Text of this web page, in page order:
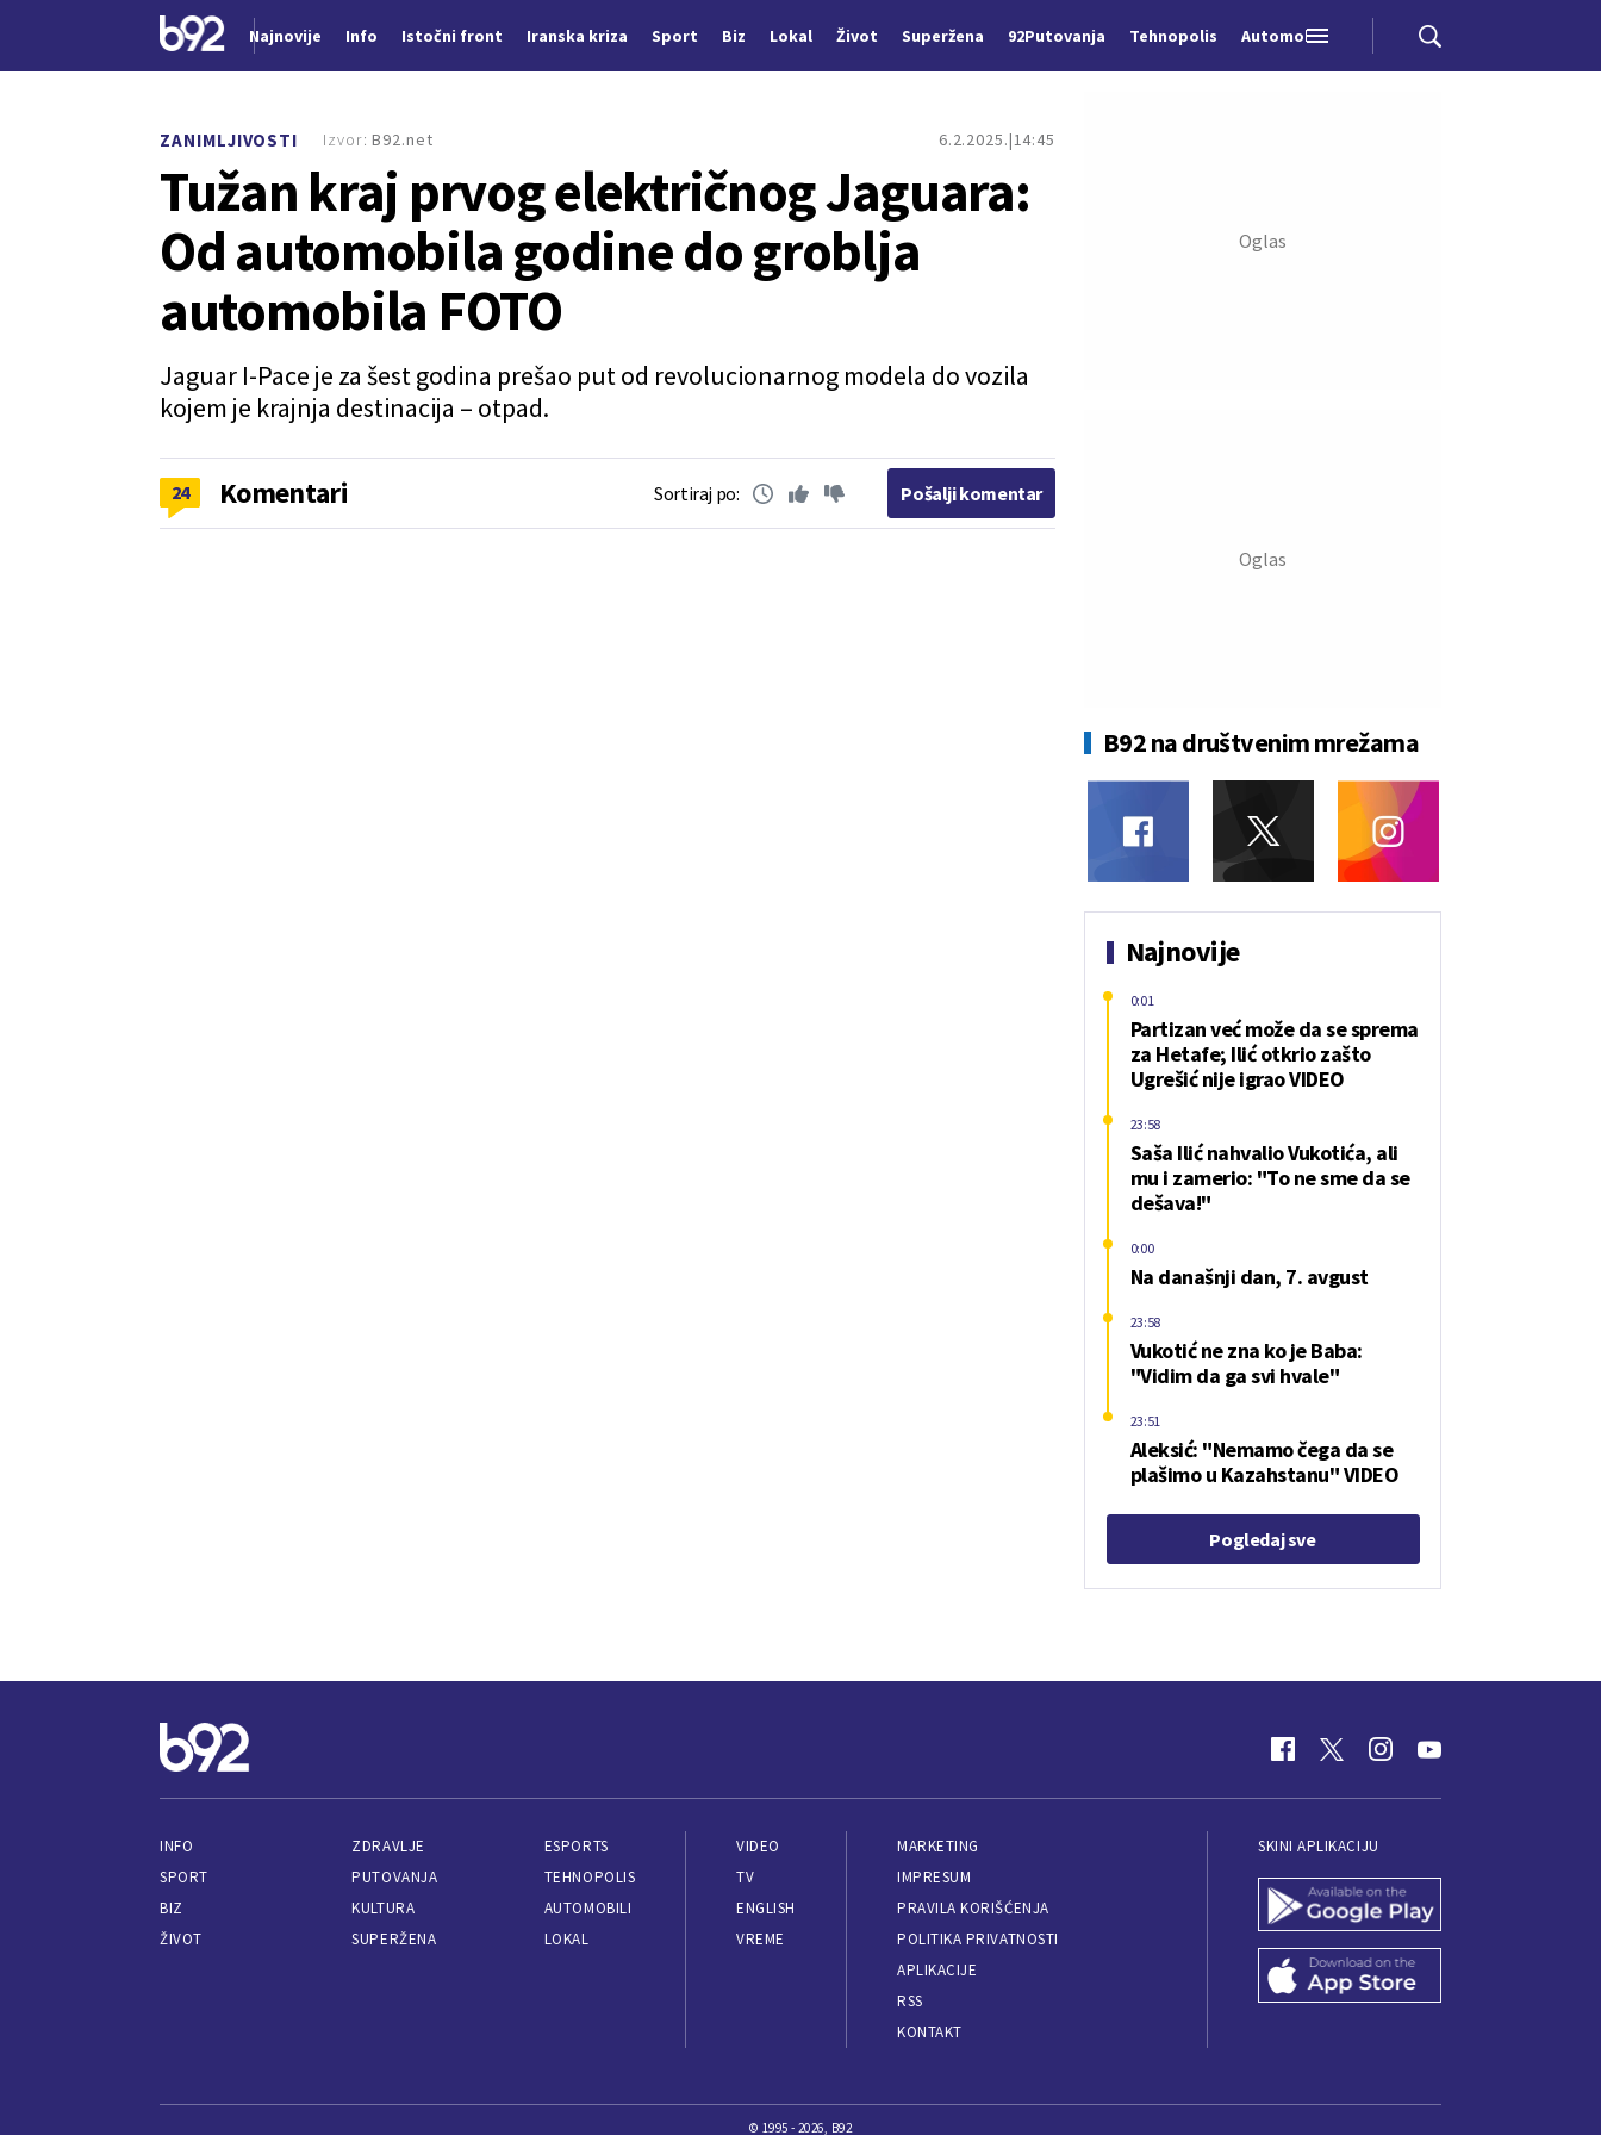
Najnovije Info Istočni front Iranska kriza Sport Biz Lokal Život Superžena 92Putovanja Tehnopolis Automobili
ZANIMLJIVOSTI 6.2.2025. 14:45
Tužan kraj prvog električnog Jaguara:
Od automobila godine do groblja
automobila FOTO
Jaguar I-Pace je za šest godina prešao put od revolucionarnog modela do vozila
kojem je krajnja destinacija – otpad.
Izvor:B92.net
24 Komentari Sortiraj po: Pošalji komentar
B92 na društvenim mrežama
Najnovije
Partizan već može da se sprema
za Hetafe; Ilić otkrio zašto
Ugrešić nije igrao VIDEO
0:01
Saša Ilić nahvalio Vukotića, ali
mu i zamerio: "To ne sme da se
dešava!"
23:58
Na današnji dan, 7. avgust
0:00
Vukotić ne zna ko je Baba:
"Vidim da ga svi hvale"
23:58
Aleksić: "Nemamo čega da se
plašimo u Kazahstanu" VIDEO
23:51
Pogledaj sve
INFO
SPORT
BIZ
ŽIVOT
ZDRAVLJE
PUTOVANJA
KULTURA
SUPERŽENA
ESPORTS
TEHNOPOLIS
AUTOMOBILI
LOKAL
VIDEO
TV
ENGLISH
VREME
MARKETING
IMPRESUM
PRAVILA KORIŠĆENJA
POLITIKA PRIVATNOSTI
APLIKACIJE
RSS
KONTAKT
SKINI APLIKACIJU
© 1995 - 2026, B92